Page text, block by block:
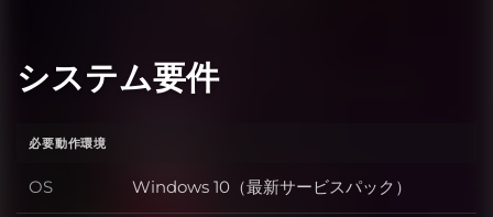
システム要件
必要動作環境
OS OS
Windows 10（最新サービスパック）